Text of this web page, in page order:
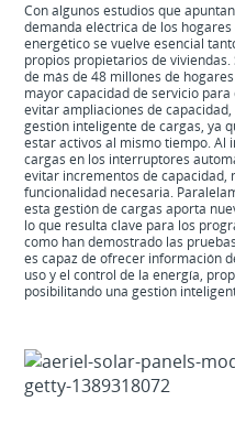
Con algunos estudios que
demanda eléctrica de los
energético se vuelve esencial
propios propietarios de
de más de 48 millones de
mayor capacidad de servicio
evitar ampliaciones de
gestión inteligente de cargas, ya
estar activos al mismo tiempo. Al
cargas en los interruptores
evitar incrementos de
funcionalidad necesaria.
esta gestión de cargas aporta
lo que resulta clave para los
como han demostrado las
es capaz de ofrecer información
uso y el control de la energía,
posibilitando una gestión